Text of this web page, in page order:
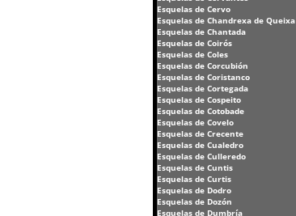
Esquelas de Cervo
Esquelas de Chandrexa de Queixa
Esquelas de Chantada
Esquelas de Coirós
Esquelas de Coles
Esquelas de Corcubión
Esquelas de Coristanco
Esquelas de Cortegada
Esquelas de Cospeito
Esquelas de Cotobade
Esquelas de Covelo
Esquelas de Crecente
Esquelas de Cualedro
Esquelas de Culleredo
Esquelas de Cuntis
Esquelas de Curtis
Esquelas de Dodro
Esquelas de Dozón
Esquelas de Dumbría